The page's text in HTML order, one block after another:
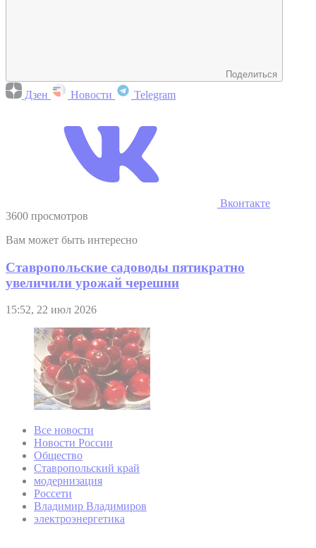
Поделиться
Дзен Новости Telegram
Вконтакте
3600 просмотров
Вам может быть интересно
Ставропольские садоводы пятикратно
увеличили урожай черешни
15:52, 22 июл 2026
Все новости
Новости России
Общество
Ставропольский край
модернизация
Россети
Владимир Владимиров
электроэнергетика